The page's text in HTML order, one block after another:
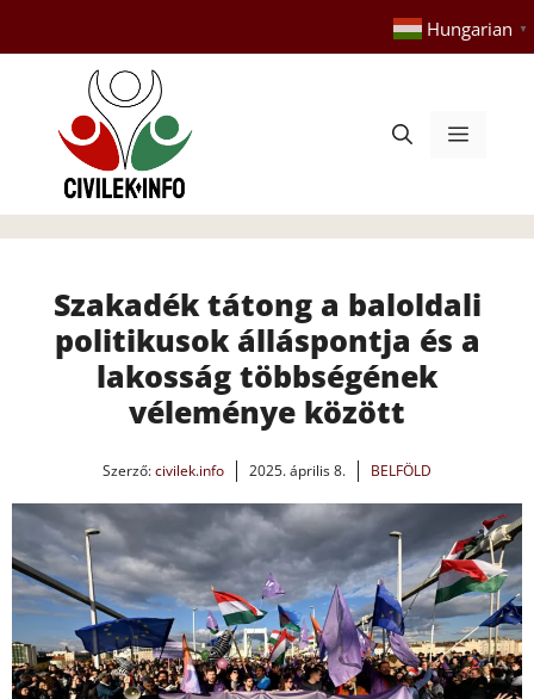
tartalomba
Hungarian ▼
Menü
Szakadék tátong a baloldali
politikusok álláspontja és a
lakosság többségének
véleménye között
Szerző:civilek.info 2025. április 8. BELFÖLD